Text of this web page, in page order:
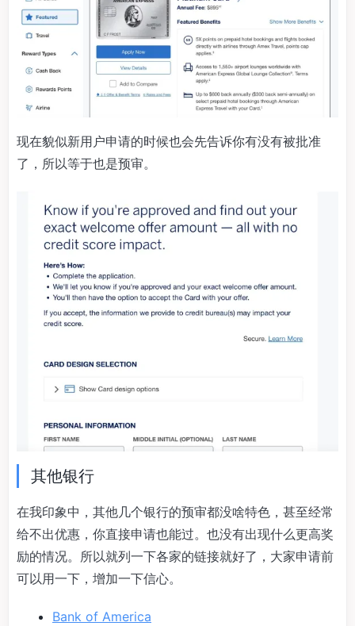
现在貌似新用户申请的时候也会先告诉你有没有被批准
了，所以等于也是预审。
其他银行
在我印象中，其他几个银行的预审都没啥特色，甚至经常
给不出优惠，你直接申请也能过。也没有出现什么更高奖
励的情况。所以就列一下各家的链接就好了，大家申请前
可以用一下，增加一下信心。
Bank of America